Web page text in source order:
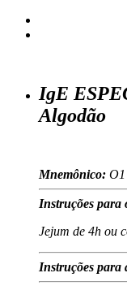
IgE
Algodão
Mnemônico: O1
Instruções para
Jejum de 4h ou
Instruções para